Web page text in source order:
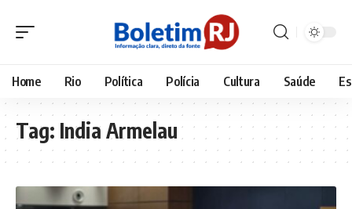
Home Rio Política Polícia Cultura Saúde
Tag: India Armelau